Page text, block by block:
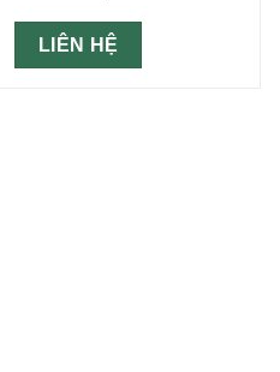
LIÊN HỆ